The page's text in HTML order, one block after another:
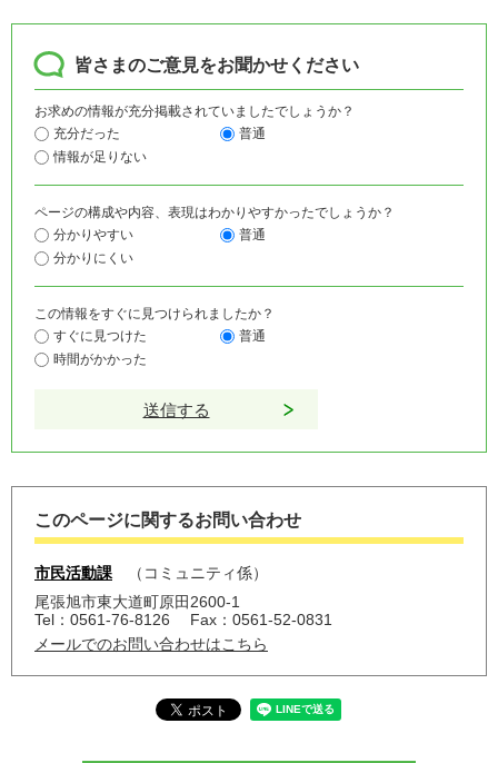
皆さまのご意見をお聞かせください
お求めの情報が充分掲載されていましたでしょうか？
充分だった
普通
情報が足りない
ページの構成や内容、表現はわかりやすかったでしょうか？
分かりやすい
普通
分かりにくい
この情報をすぐに見つけられましたか？
すぐに見つけた
普通
時間がかかった
このページに関するお問い合わせ
市民活動課
コミュニティ係
尾張旭市東大道町原田2600-1
Tel：0561-76-8126
Fax：0561-52-0831
メールでのお問い合わせはこちら